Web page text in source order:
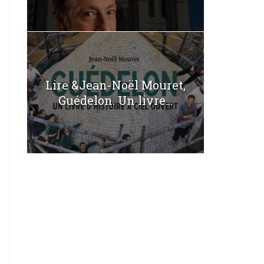
Lire &Jean-Noël Mouret,
Guédelon. Un livre...